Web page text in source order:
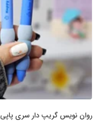
روان نویس گریپ دار سری پاپی